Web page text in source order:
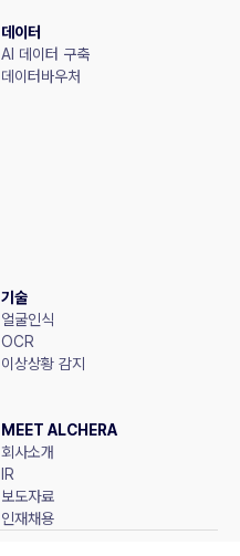
데이터
AI 데이터 구축
데이터바우처
기술
얼굴인식
OCR
이상상황 감지
MEET ALCHERA
회사소개
IR
보도자료
인재채용